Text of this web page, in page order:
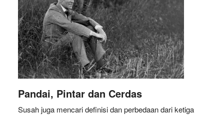
Pandai, Pintar dan Cerdas
Susah juga mencari definisi dan perbedaan dari ketiga